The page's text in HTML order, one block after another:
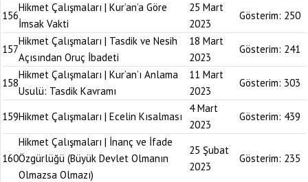
156
Hikmet Çalışmaları | Kur’an’a Göre
İmsak Vakti
25 Mart
2023
Gösterim: 250
157
Hikmet Çalışmaları | Tasdik ve Nesih
Açısından Oruç İbadeti
18 Mart
2023
Gösterim: 241
158
Hikmet Çalışmaları | Kur’an’ı Anlama
Usulü: Tasdik Kavramı
11 Mart
2023
Gösterim: 303
159Hikmet Çalışmaları | Ecelin Kısalması
4 Mart
2023
Gösterim: 439
160
Hikmet Çalışmaları | İnanç ve İfade
Özgürlüğü (Büyük Devlet Olmanın
Olmazsa Olmazı)
25 Şubat
2023
Gösterim: 235